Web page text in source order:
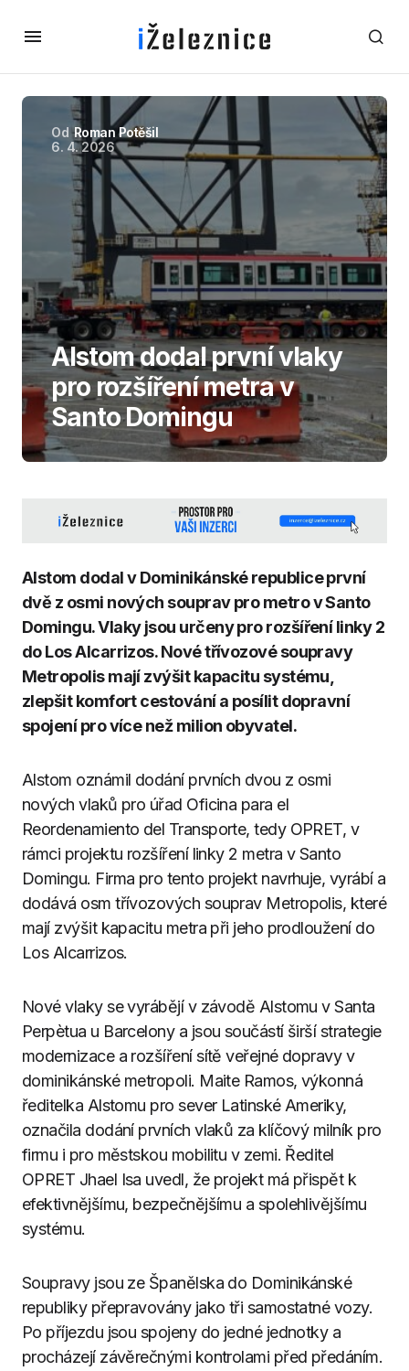
Od Roman Potěšil
6. 4. 2026
Alstom dodal první vlaky
pro rozšíření metra v
Santo Domingu
Alstom dodal v Dominikánské republice první
dvě z osmi nových souprav pro metro v Santo
Domingu. Vlaky jsou určeny pro rozšíření linky 2
do Los Alcarrizos. Nové třívozové soupravy
Metropolis mají zvýšit kapacitu systému,
zlepšit komfort cestování a posílit dopravní
spojení pro více než milion obyvatel.
Alstom oznámil dodání prvních dvou z osmi
nových vlaků pro úřad Oficina para el
Reordenamiento del Transporte, tedy OPRET, v
rámci projektu rozšíření linky 2 metra v Santo
Domingu. Firma pro tento projekt navrhuje, vyrábí a
dodává osm třívozových souprav Metropolis, které
mají zvýšit kapacitu metra při jeho prodloužení do
Los Alcarrizos.
Nové vlaky se vyrábějí v závodě Alstomu v Santa
Perpètua u Barcelony a jsou součástí širší strategie
modernizace a rozšíření sítě veřejné dopravy v
dominikánské metropoli. Maite Ramos, výkonná
ředitelka Alstomu pro sever Latinské Ameriky,
označila dodání prvních vlaků za klíčový milník pro
firmu i pro městskou mobilitu v zemi. Ředitel
OPRET Jhael Isa uvedl, že projekt má přispět k
efektivnějšímu, bezpečnějšímu a spolehlivějšímu
systému.
Soupravy jsou ze Španělska do Dominikánské
republiky přepravovány jako tři samostatné vozy.
Po příjezdu jsou spojeny do jedné jednotky a
procházejí závěrečnými kontrolami před předáním.